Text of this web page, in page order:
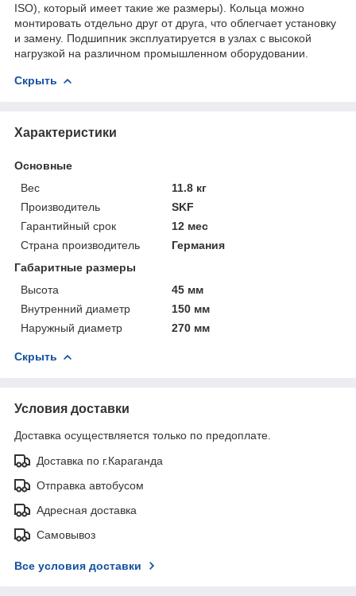
ISO), который имеет такие же размеры). Кольца можно
монтировать отдельно друг от друга, что облегчает установку
и замену. Подшипник эксплуатируется в узлах с высокой
нагрузкой на различном промышленном оборудовании.
Скрыть
Характеристики
Основные
Вес
11.8 кг
Производитель
SKF
Гарантийный срок
12 мес
Страна производитель
Германия
Габаритные размеры
Высота
45 мм
Внутренний диаметр
150 мм
Наружный диаметр
270 мм
Скрыть
Условия доставки
Доставка осуществляется только по предоплате.
Доставка по г.Караганда
Отправка автобусом
Адресная доставка
Самовывоз
Все условия доставки